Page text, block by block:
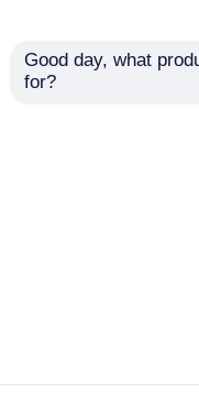
Good day, what
for?